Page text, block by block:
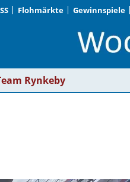
Flohmärkte Gewinnspiele
Rynkeby